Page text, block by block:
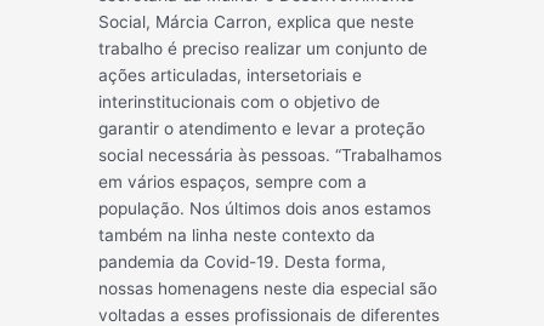
Social, Márcia Carron, explica que neste
trabalho é preciso realizar um conjunto de
ações articuladas, intersetoriais e
interinstitucionais com o objetivo de
garantir o atendimento e levar a proteção
social necessária às pessoas. “Trabalhamos
em vários espaços, sempre com a
população. Nos últimos dois anos estamos
também na linha neste contexto da
pandemia da Covid-19. Desta forma,
nossas homenagens neste dia especial são
voltadas a esses profissionais de diferentes